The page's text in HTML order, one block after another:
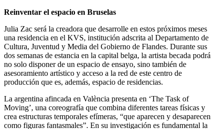
Reinventar el espacio en Bruselas
Julia Zac será la creadora que desarrolle en estos próximos meses
una residencia en el KVS, institución adscrita al Departamento de
Cultura, Juventud y Media del Gobierno de Flandes. Durante sus
dos semanas de estancia en la capital belga, la artista becada podrá
no solo disponer de un espacio de ensayo, sino también de
asesoramiento artístico y acceso a la red de este centro de
producción que es, además, espacio de residencias.
La argentina afincada en València presenta en ‘The Task of
Moving’, una coreografía que combina diferentes tareas físicas y
crea estructuras temporales efímeras, “que aparecen y desaparecen
como figuras fantasmales”. En su investigación es fundamental la